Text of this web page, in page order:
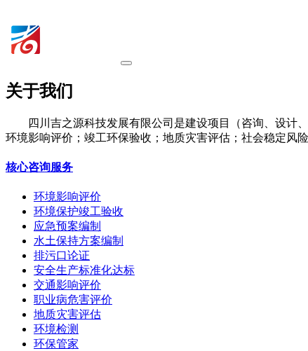
关于我们
四川吉之源科技发展有限公司是建设项目（咨询、设计
环境影响评价；竣工环保验收；地质灾害评估；社会稳定风
核心咨询服务
环境影响评价
环境保护竣工验收
应急预案编制
水土保持方案编制
排污口论证
安全生产标准化达标
交通影响评价
职业病危害评价
地质灾害评估
环境检测
环保管家